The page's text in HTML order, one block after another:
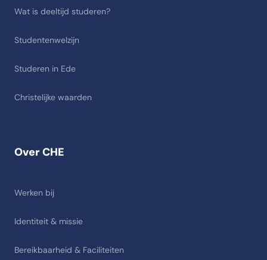
Over CHE
Werken bij
Identiteit & missie
Bereikbaarheid & Faciliteiten
Wat is deeltijd studeren?
Studentenwelzijn
Studeren in Ede
Christelijke waarden